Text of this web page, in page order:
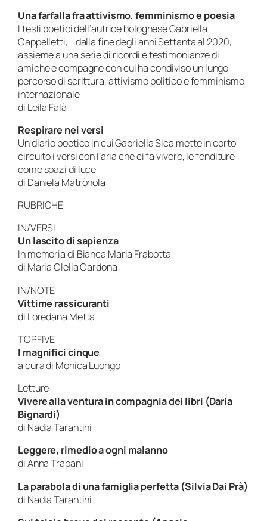
Una farfalla fra attivismo, femminismo e poesia
I testi poetici dell’autrice bolognese Gabriella
Cappelletti, dalla fine degli anni Settanta al 2020,
assieme a una serie di ricordi e testimonianze di
amiche e compagne con cui ha condiviso un lungo
percorso di scrittura, attivismo politico e femminismo
internazionale
di Leila Falà
Respirare nei versi
Un diario poetico in cui Gabriella Sica mette in corto
circuito i versi con l’aria che ci fa vivere, le fenditure
come spazi di luce
di Daniela Matrònola
RUBRICHE
IN/VERSI
Un lascito di sapienza
In memoria di Bianca Maria Frabotta
di Maria Clelia Cardona
IN/NOTE
Vittime rassicuranti
di Loredana Metta
TOPFIVE
I magnifici cinque
a cura di Monica Luongo
Letture
Vivere alla ventura in compagnia dei libri (Daria
Bignardi)
di Nadia Tarantini
Leggere, rimedio a ogni malanno
di Anna Trapani
La parabola di una famiglia perfetta (Silvia Dai Prà)
di Nadia Tarantini